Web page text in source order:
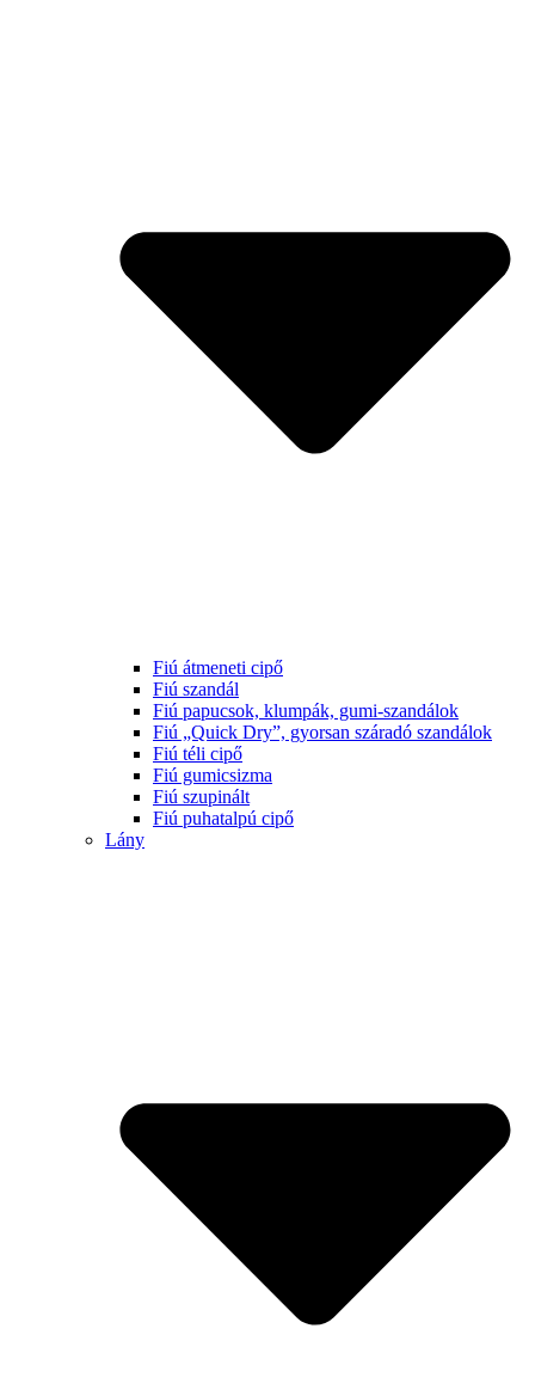
Fiú átmeneti cipő
Fiú szandál
Fiú papucsok, klumpák, gumi-szandálok
Fiú „Quick Dry”, gyorsan száradó szandálok
Fiú téli cipő
Fiú gumicsizma
Fiú szupinált
Fiú puhatalpú cipő
Lány